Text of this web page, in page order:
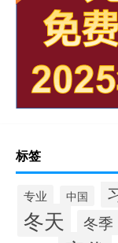
标签
专业 中国
冬天 冬季